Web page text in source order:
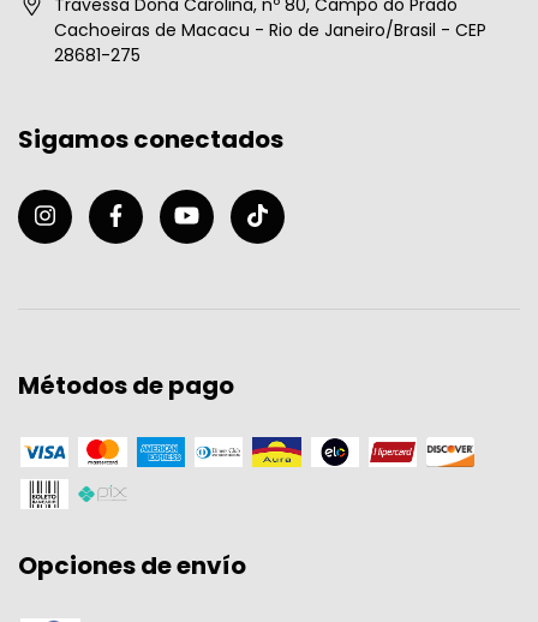
Travessa Dona Carolina, nº 80, Campo do Prado
Cachoeiras de Macacu - Rio de Janeiro/Brasil - CEP
28681-275
Sigamos conectados
Métodos de pago
Opciones de envío